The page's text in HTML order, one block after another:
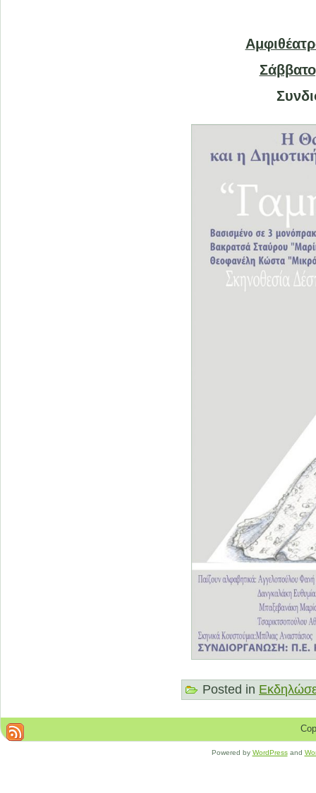
Posted in
Powered by WordPressand